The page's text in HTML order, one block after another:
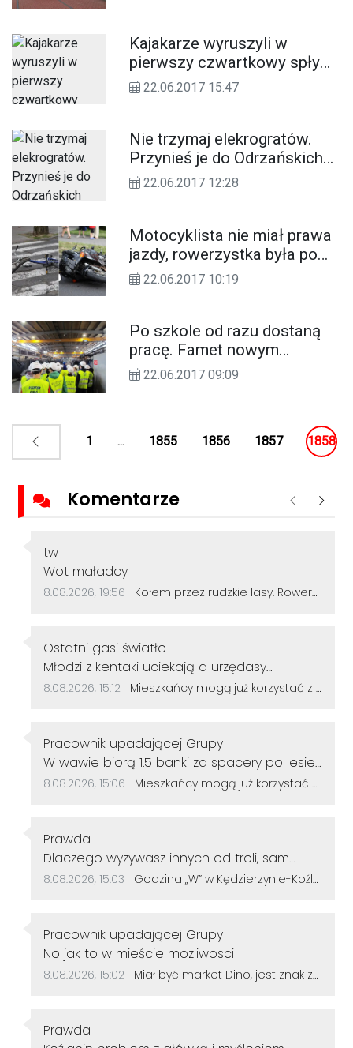
Kajakarze wyruszyli w
pierwszy czwartkowy spływ
Kłodnicą i Odrą
22.06.2017 15:47
Nie trzymaj elekrogratów.
Przynieś je do Odrzańskich
Ogrodów i wymień na
22.06.2017 12:28
Motocyklista nie miał prawa
jazdy, rowerzystka była po
spożyciu. Ustalenia z
22.06.2017 10:19
Po szkole od razu dostaną
pracę. Famet nowym
partnerem Zespołu Szkół
22.06.2017 09:09
1 ... 1855 1856 1857 1858
Komentarze Poprzednie
Autor komentarza:
tw
Treść komentarza:
Wot maładcy
Data dodania komentarza:
8.08.2026, 19:56 Źródło komentarza:
Kołem przez rudzkie lasy. Rowerzyści z Kędzierzyna-Koźla pokonali 50 kilometrów
Autor komentarza:
Ostatni gasi światło
Treść komentarza:
Młodzi z kentaki uciekają a urzędasy
otwierają alejki nic nieznaczące dla rozwoju
Data dodania komentarza:
8.08.2026, 15:12 Źródło komentarza:
Mieszkańcy mogą już korzystać z powiększonego parku w Śródmieściu. Są nowe alejki i ławki
Autor komentarza:
Pracownik upadającej Grupy
Treść komentarza:
W wawie biorą 1.5 banki za spacery po lesie
u nas ile
Data dodania komentarza:
8.08.2026, 15:06 Źródło komentarza:
Mieszkańcy mogą już korzystać z powiększonego parku w Śródmieściu. Są nowe alejki i ławki
Autor komentarza:
Prawda
Treść komentarza:
Dlaczego wyzywasz innych od troli, sam
jesteś tępy. Życzę więcej rozumu.
Data dodania komentarza:
8.08.2026, 15:03 Źródło komentarza:
Godzina „W” w Kędzierzynie-Koźlu. Mieszkańcy uczcili pamięć powstańców warszawskich
Autor komentarza:
Pracownik upadającej Grupy
Treść komentarza:
No jak to w mieście mozliwosci
Data dodania komentarza:
8.08.2026, 15:02 Źródło komentarza:
Miał być market Dino, jest znak zapytania. Przetarg na działkę przy szkole zakończył się bez ofert
Autor komentarza:
Prawda